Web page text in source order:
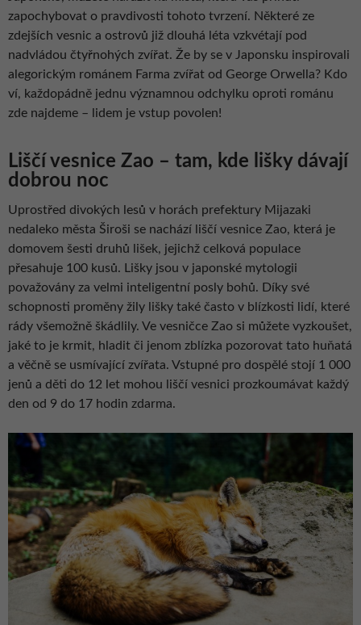
zapochybovat o pravdivosti tohoto tvrzení. Některé ze
zdejších vesnic a ostrovů již dlouhá léta vzkvétají pod
nadvládou čtyřnohých zvířat. Že by se v Japonsku inspirovali
alegorickým románem Farma zvířat od George Orwella? Kdo
ví, každopádně jednu významnou odchylku oproti románu
zde najdeme – lidem je vstup povolen!
Liščí vesnice Zao – tam, kde lišky dávají
dobrou noc
Uprostřed divokých lesů v horách prefektury Mijazaki
nedaleko města Široši se nachází liščí vesnice Zao, která je
domovem šesti druhů lišek, jejichž celková populace
přesahuje 100 kusů. Lišky jsou v japonské mytologii
považovány za velmi inteligentní posly bohů. Díky své
schopnosti proměny žily lišky také často v blízkosti lidí, které
rády všemožně škádlily. Ve vesničce Zao si můžete vyzkoušet,
jaké to je krmit, hladit či jenom zblízka pozorovat tato huňatá
a věčně se usmívající zvířata. Vstupné pro dospělé stojí 1 000
jenů a děti do 12 let mohou liščí vesnici prozkoumávat každý
den od 9 do 17 hodin zdarma.